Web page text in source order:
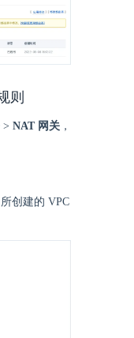
则
> NAT 网关 ，
所创建的 VPC